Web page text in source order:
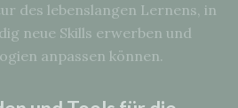
des lebenslangen Lernens, in
neue Skills erwerben und
anpassen können.